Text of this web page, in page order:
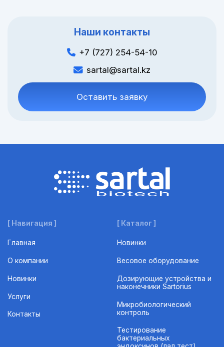
Наши контакты
+7 (727) 254-54-10
sartal@sartal.kz
Оставить заявку
[ Навигация ]
Главная
О компании
Новинки
Услуги
Контакты
[ Каталог ]
Новинки
Весовое оборудование
Дозирующие устройства и
наконечники Sartorius
Микробиологический
контроль
Тестирование
бактериальных